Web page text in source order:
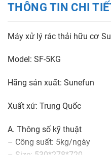
THÔNG TIN CHI
Máy xử lý rác thải hữu cơ
Model: SF-5KG
Hãng sản xuất: Sunefun
Xuất xứ: Trung Quốc
A. Thông số kỹ thuật
– Công suất: 5kg/ngày